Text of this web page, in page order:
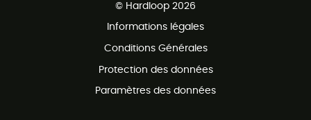
© Hardloop 2026
Informations légales
Conditions Générales
Protection des données
Paramètres des données